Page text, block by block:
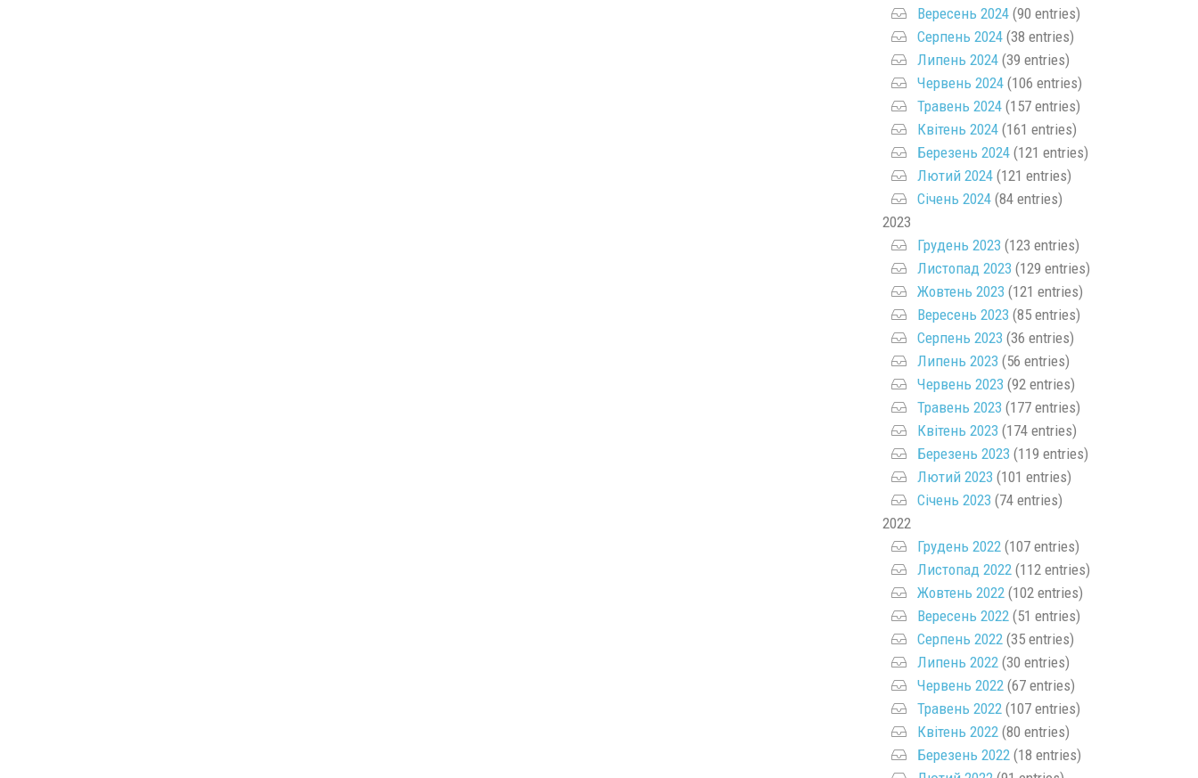
Вересень 2024(90 entries)
Серпень 2024(38 entries)
Липень 2024(39 entries)
Червень 2024(106 entries)
Травень 2024(157 entries)
Квітень 2024(161 entries)
Березень 2024(121 entries)
Лютий 2024(121 entries)
Січень 2024(84 entries)
2023
Грудень 2023 (123 entries)
Листопад 2023 (129 entries)
Жовтень 2023 (121 entries)
Вересень 2023 (85 entries)
Серпень 2023 (36 entries)
Липень 2023 (56 entries)
Червень 2023 (92 entries)
Травень 2023 (177 entries)
Квітень 2023 (174 entries)
Березень 2023 (119 entries)
Лютий 2023 (101 entries)
Січень 2023 (74 entries)
2022
Грудень 2022(107 entries)
Листопад 2022(112 entries)
Жовтень 2022(102 entries)
Вересень 2022(51 entries)
Серпень 2022(35 entries)
Липень 2022(30 entries)
Червень 2022(67 entries)
Травень 2022(107 entries)
Квітень 2022(80 entries)
Березень 2022(18 entries)